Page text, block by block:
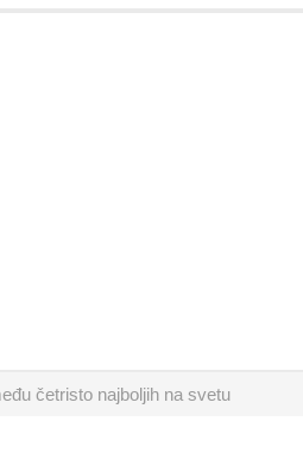
četristo najboljih na svetu